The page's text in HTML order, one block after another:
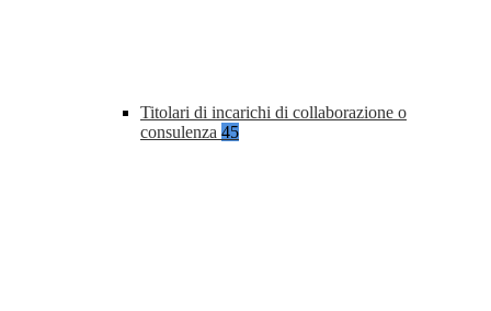
Titolari di incarichi di collaborazione o
consulenza 45